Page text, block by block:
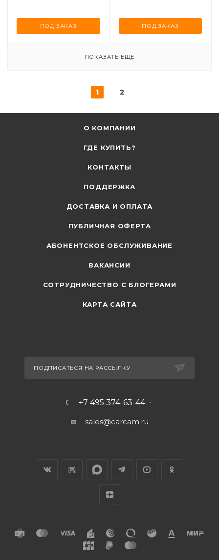
ПОД ЗАКАЗ ПОД ЗАКАЗ
ПОКАЗАТЬ ЕЩЕ
1 2
О КОМПАНИИ
ГДЕ КУПИТЬ?
КОНТАКТЫ
ПОДДЕРЖКА
ДОСТАВКА И ОПЛАТА
ПУБЛИЧНАЯ ОФЕРТА
АБОНЕНТСКОЕ ОБСЛУЖИВАНИЕ
ВАКАНСИИ
СОТРУДНИЧЕСТВО С БЛОГЕРАМИ
КАРТА САЙТА
ПОДПИСАТЬСЯ НА РАССЫЛКУ
+7 495 374-63-44
sales@carcam.ru